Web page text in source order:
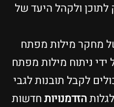
ולקהל היעד של
מחקר מילות מפתח
ידי ניתוח מילות מפתח
לקבל תובנות לגבי
הזדמנויותחדשות